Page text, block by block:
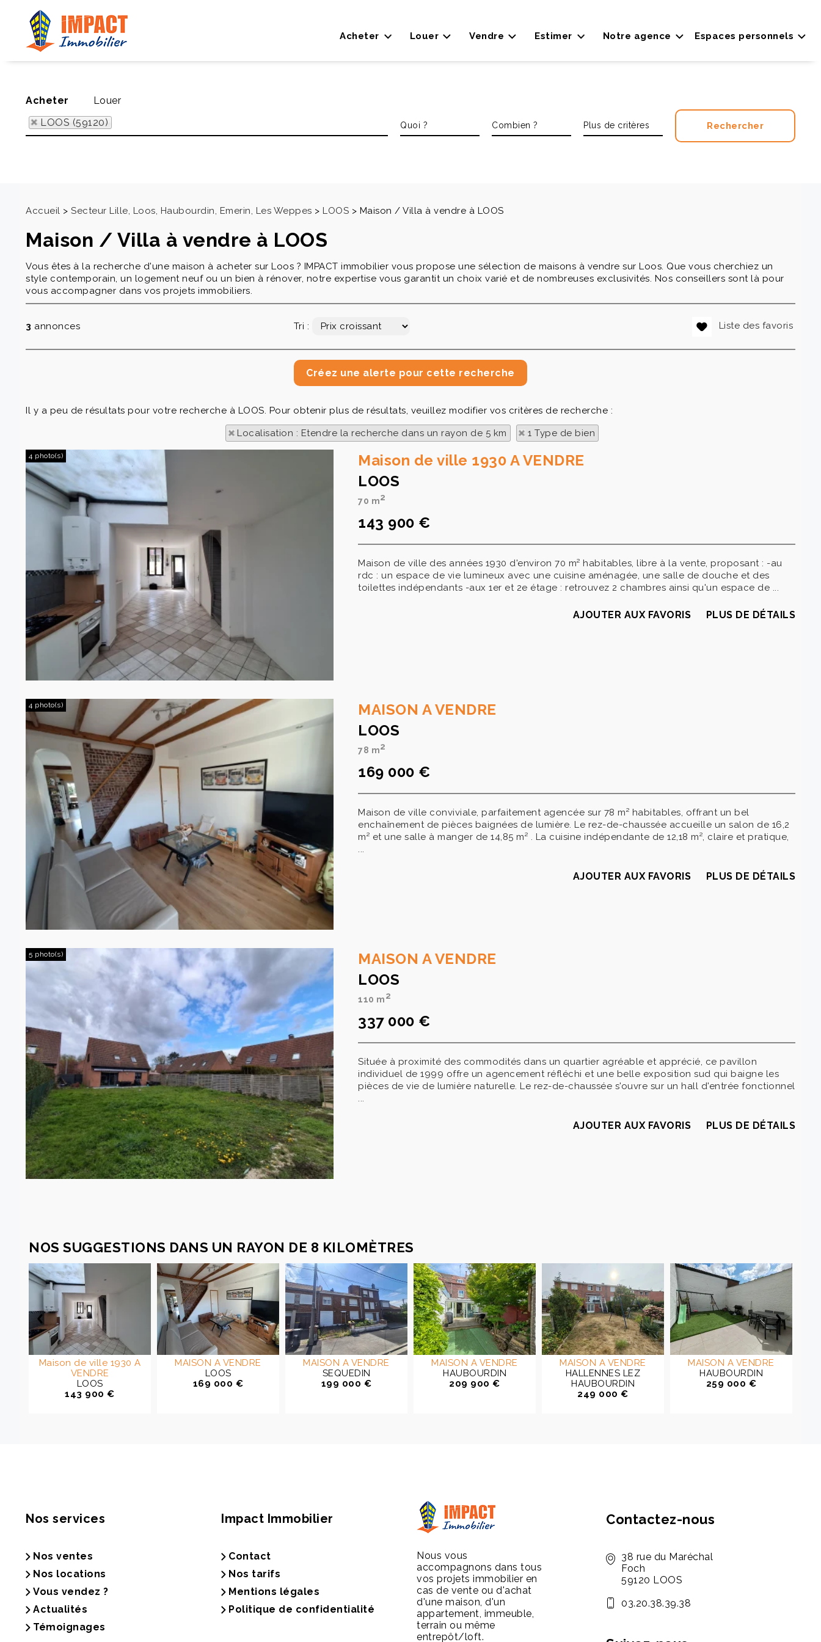
Espaces personnels
Acheter Louer Vendre Estimer Notre agence
Acheter
Louer
LOOS (59120)
Accueil > Secteur Lille, Loos, Haubourdin, Emerin, Les Weppes > LOOS > Maison / Villa à vendre à LOOS
Maison / Villa à vendre à LOOS
Vous êtes à la recherche d'une maison à acheter sur Loos ? IMPACT immobilier vous propose une sélection de maisons à vendre sur Loos. Que vous cherchiez un
style contemporain, un logement neuf ou un bien à rénover, notre expertise vous garantit un choix varié et de nombreuses exclusivités. Nos conseillers sont là pour
vous accompagner dans vos projets immobiliers.
3 annonces Tri : Liste des favoris
Il y a peu de résultats pour votre recherche à LOOS. Pour obtenir plus de résultats, veuillez modifier vos critères de recherche :
Localisation : Etendre la recherche dans un rayon de 5 km 1 Type de bien
4 photo(s)
Maison de ville 1930 A VENDRE
LOOS
70 m2
143 900 €
Maison de ville des années 1930 d'environ 70 m² habitables, libre à la vente, proposant : -au
rdc : un espace de vie lumineux avec une cuisine aménagée, une salle de douche et des
toilettes indépendants -aux 1er et 2e étage : retrouvez 2 chambres ainsi qu'un espace de ...
AJOUTER AUX FAVORIS PLUS DE DÉTAILS
4 photo(s)
MAISON A VENDRE
LOOS
78 m2
169 000 €
Maison de ville conviviale, parfaitement agencée sur 78 m² habitables, offrant un bel
enchaînement de pièces baignées de lumière. Le rez-de-chaussée accueille un salon de 16,2
m² et une salle à manger de 14,85 m² . La cuisine indépendante de 12,18 m², claire et pratique,
...
AJOUTER AUX FAVORIS PLUS DE DÉTAILS
5 photo(s)
MAISON A VENDRE
LOOS
110 m2
337 000 €
Située à proximité des commodités dans un quartier agréable et apprécié, ce pavillon
individuel de 1999 offre un agencement réfléchi et une belle exposition sud qui baigne les
pièces de vie de lumière naturelle. Le rez-de-chaussée s'ouvre sur un hall d'entrée fonctionnel
...
AJOUTER AUX FAVORIS PLUS DE DÉTAILS
NOS SUGGESTIONS DANS UN RAYON DE 8 KILOMÈTRES
Maison de ville 1930 A
VENDRE
LOOS
143 900 €
MAISON A VENDRE
LOOS
169 000 €
MAISON A VENDRE
SEQUEDIN
199 000 €
MAISON A VENDRE
HAUBOURDIN
209 900 €
MAISON A VENDRE
HALLENNES LEZ
HAUBOURDIN
249 000 €
MAISON A VENDRE
HAUBOURDIN
259 000 €
Nos services
Nos ventes
Nos locations
Vous vendez ?
Actualités
Témoignages
Impact Immobilier
Contact
Nos tarifs
Mentions légales
Politique de confidentialité
Nous vous
accompagnons dans tous
vos projets immobilier en
cas de vente ou d'achat
d'une maison, d'un
appartement, immeuble,
terrain ou même
entrepôt/loft.
Contactez-nous
38 rue du Maréchal
Foch
59120 LOOS
03.20.38.39.38